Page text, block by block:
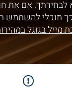
לבחירתך. אם
תוכלי להשתמש
בגוגל